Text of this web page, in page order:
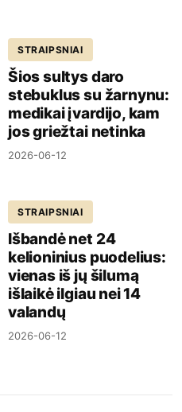
STRAIPSNIAI
Šios sultys daro
stebuklus su žarnynu:
medikai įvardijo, kam
jos griežtai netinka
2026-06-12
STRAIPSNIAI
Išbandė net 24
kelioninius puodelius:
vienas iš jų šilumą
išlaikė ilgiau nei 14
valandų
2026-06-12